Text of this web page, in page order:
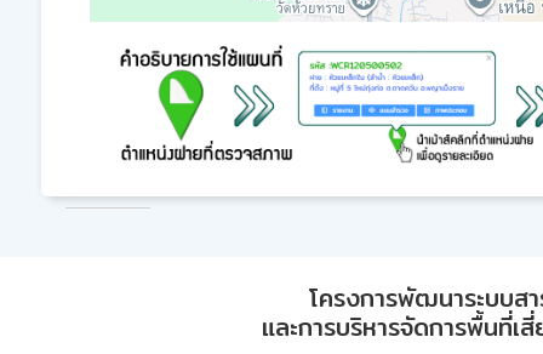
โครงการพัฒนาระบบส
และการบริหารจัดการพื้นที่เ